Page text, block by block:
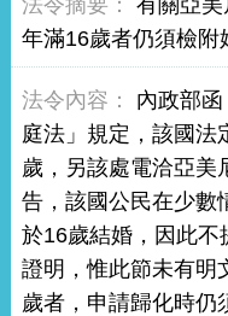
有關亞美
年滿16歲者仍須檢附
內政部
庭法」規定，該國法
歲，另該處電洽亞美
告，該國公民在少數
於16歲結婚，因此不
證明，惟此節未有明
歲者，申請歸化時仍